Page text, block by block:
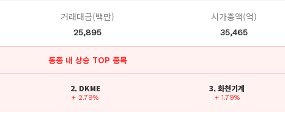
거래대금(백만)
25,895
시가총액(억)
35,465
동종 내 상승 TOP 종목
2. DKME
+ 2.79%
3. 화천기계
+ 1.79%